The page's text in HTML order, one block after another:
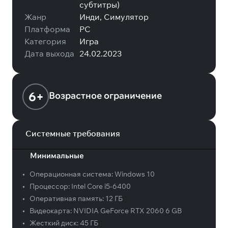
субтитры)
Жанр
Инди, Симулятор
Платформа
PC
Категория
Игра
Дата выхода 24.02.2023
6+ Возрастное ограничение
Системные требования
Минимальные
• Операционная система:Windows 10
•
Процессор: Intel Core i5-6400
•
Оперативная память: 12 ГБ
•
Видеокарта: NVIDIA GeForce RTX 2060 6 GB
•
Жесткий диск:45 ГБ